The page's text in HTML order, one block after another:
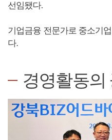
선임됐다.
기업금융 전문가로 중소기
다.
경영활동의